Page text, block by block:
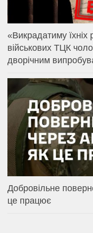
«Викрадатиму їхніх
військових ТЦК
дворічним
Добровільне
це працює